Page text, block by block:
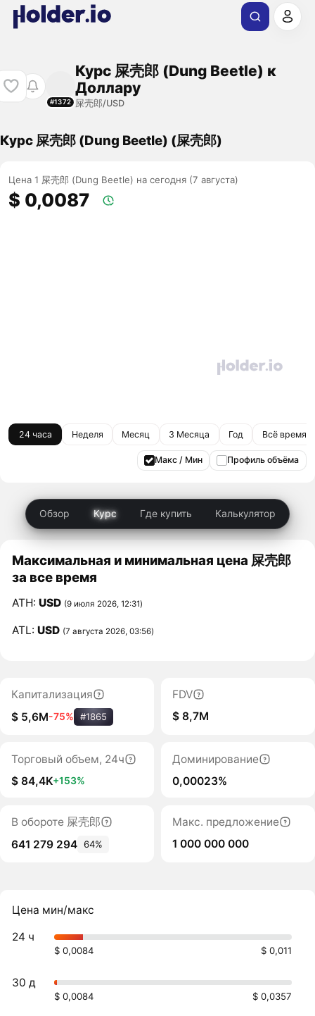
#1372
Курс 屎壳郎 (Dung Beetle) к
Доллару
屎壳郎/USD
Курс 屎壳郎 (Dung Beetle) (屎壳郎)
Цена 1 屎壳郎 (Dung Beetle) на сегодня (7 августа)
$ 0,0087
24 часа Неделя Месяц 3 Месяца Год Всё время
Макс / Мин Профиль объёма
Обзор Курс Где купить Калькулятор
Максимальная и минимальная цена 屎壳郎
за все время
ATH:USD (9 июля 2026, 12:31)
ATL:USD (7 августа 2026, 03:56)
Капитализация
$ 5,6M-75% #1865
FDV
$ 8,7M
Торговый объем, 24ч
$ 84,4K+153%
Доминирование
0,00023%
В обороте 屎壳郎
641 279 294 64%
Макс. предложение
1 000 000 000
Цена мин/макс
24 ч
$ 0,0084 $ 0,011
30 д
$ 0,0084 $ 0,0357